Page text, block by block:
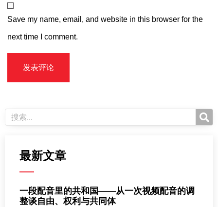
Save my name, email, and website in this browser for the
next time I comment.
最新文章
一段配音里的共和国——从一次视频配音的调
整谈自由、权利与共同体